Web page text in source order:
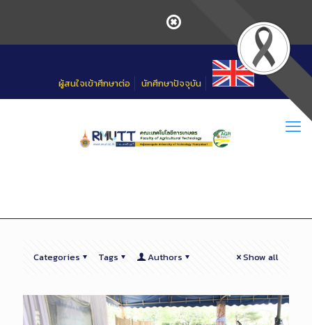
ผู้สนใจเข้าศึกษาต่อ นักศึกษาปัจจุบัน
Categories Tags Authors Show all